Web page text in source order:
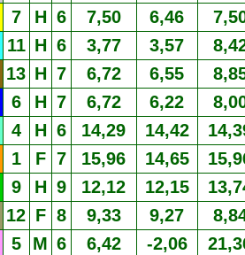
7 H 6 7,50 6,46
11 H 6 3,77 3,57
13 H 7 6,72 6,55
6 H 7 6,72 6,22
4 H 6 14,29 14,42
1 F 7 15,96 14,65
9 H 9 12,12 12,15
12 F 8 9,33 9,27
5 M 6 6,42 -2,06